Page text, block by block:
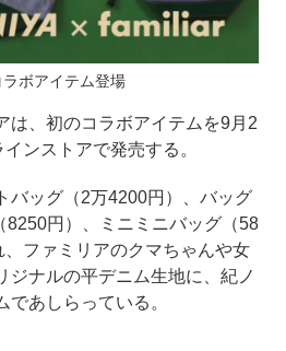
ボアイテム登場
、初のコラボアイテムを9月2
ンストアで発売する。
ッグ（2万4200円）、バッグ
8250円）、ミニミニバッグ（58
ファミリアのクマちゃんや女
ジナルの平デニム生地に、紀ノ
であしらっている。